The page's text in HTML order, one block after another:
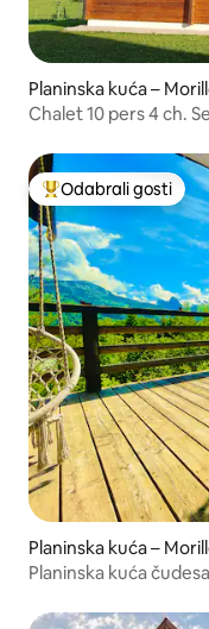
Planinska kuća –
Chalet 10 pers 4 ch.
Među najviše
Odabrali gosti
Planinska kuća –
Planinska kuća